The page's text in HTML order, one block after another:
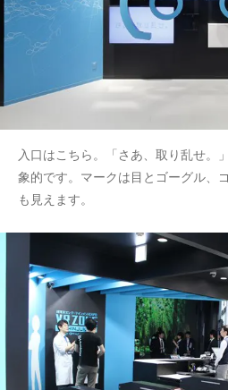
入口はこちら。「さあ、取り乱せ。
象的です。マークは目とゴーグル、
も見えます。